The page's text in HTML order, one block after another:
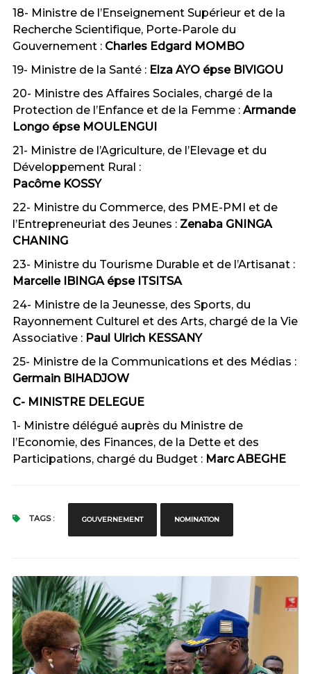
18- Ministre de l’Enseignement Supérieur et de la
Recherche Scientifique, Porte-Parole du
Gouvernement : Charles Edgard MOMBO
19- Ministre de la Santé : Elza AYO épse BIVIGOU
20- Ministre des Affaires Sociales, chargé de la
Protection de l’Enfance et de la Femme : Armande
Longo épse MOULENGUI
21- Ministre de l’Agriculture, de l’Elevage et du
Développement Rural :
Pacôme KOSSY
22- Ministre du Commerce, des PME-PMI et de
l’Entrepreneuriat des Jeunes : Zenaba GNINGA
CHANING
23- Ministre du Tourisme Durable et de l’Artisanat :
Marcelle IBINGA épse ITSITSA
24- Ministre de la Jeunesse, des Sports, du
Rayonnement Culturel et des Arts, chargé de la Vie
Associative : Paul Ulrich KESSANY
25- Ministre de la Communications et des Médias :
Germain BIHADJOW
C- MINISTRE DELEGUE
1- Ministre délégué auprès du Ministre de
l’Economie, des Finances, de la Dette et des
Participations, chargé du Budget : Marc ABEGHE
TAGS : GOUVERNEMENT NOMINATION